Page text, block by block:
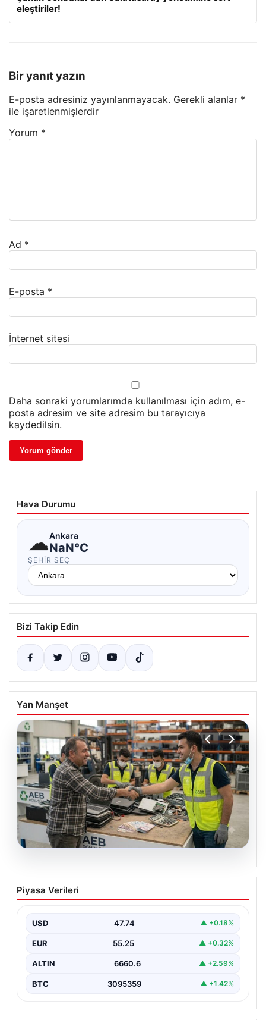
eleştiriler!
Bir yanıt yazın
E-posta adresiniz yayınlanmayacak. Gerekli alanlar *
ile işaretlenmişlerdir
Yorum *
Ad *
E-posta *
İnternet sitesi
Daha sonraki yorumlarımda kullanılması için adım, e-
posta adresim ve site adresim bu tarayıcıya
kaydedilsin.
Hava Durumu
☁Ankara
NaN°C
ŞEHIR SEÇ
Bizi Takip Edin
Yan Manşet
Sektörel IT Yönetimi ve Çevre
Hizmetleri
parklarını düzenli zamanda yenilemektedir. Bu yenileme
süreçlerinde boşta…
Piyasa Verileri
USD 47.74 ▲ +0.18%
EUR 55.25 ▲ +0.32%
ALTIN 6660.6 ▲ +2.59%
BTC 3095359 ▲ +1.42%